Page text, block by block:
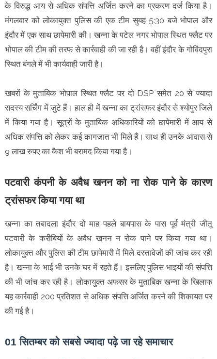
के विरुद्ध आय से अधिक संपत्ति अर्जित करने का प्रकरण दर्ज किया है।
मंगलवार को लोकायुक्त पुलिस की एक टीम सुबह 5:30 बजे भोपाल और
इंदौर में एक साथ छापेमारी की। खन्ना के पटेल नगर भोपाल स्थित फ्लैट पर
भोपाल की टीम की तरफ से कार्रवाही की जा रही है। वहीं इंदौर के गोविंदपुरा
स्थित बंगले में भी कार्यवाही जारी है।
खबरों के मुताबिक भोपाल स्थित फ्लैट पर दो DSP समेत 20 से ज्यादा
सदस्य सर्चिंग में जुटे हैं। हाल ही में खन्ना का ट्रांसफर इंदौर से श्योपुर जिले
में किया गया है। सूत्रों के मुताबिक अधिकारियों को छापेमारी में आय से
अधिक संपत्ति को लेकर कई कागजात भी मिले हैं। साथ ही उनके आवास से
9 लाख रुपए का कैश भी बरामद किया गया है।
पटवारी कंपनी के अवैध खनन को ना रोक पाने के कारण
ट्रांसफर किया गया था
खन्ना का तबादला इंदौर दो माह पहले बायपास के पास पूर्व मंत्री जीतू
पटवारी के करीबियों के अवैध खनन न रोक पाने पर किया गया था।
लोकायुक्त और पुलिस की टीम छापेमारी में मिले दस्तावेजों की जांच कर रही
है। खन्ना के भाई भी उनके घर में रहते हैं। इसलिए पुलिस भाइयों की संपत्ति
की भी जांच कर रही है। लोकायुक्त अफसर के मुताबिक खन्ना के खिलाफ
यह कार्रवाही 200 प्रतिशत से अधिक संपत्ति अर्जित करने की शिकायत पर
की गई है।
01 सितम्बर को सबसे ज्यादा पढ़े जा रहे समाचार